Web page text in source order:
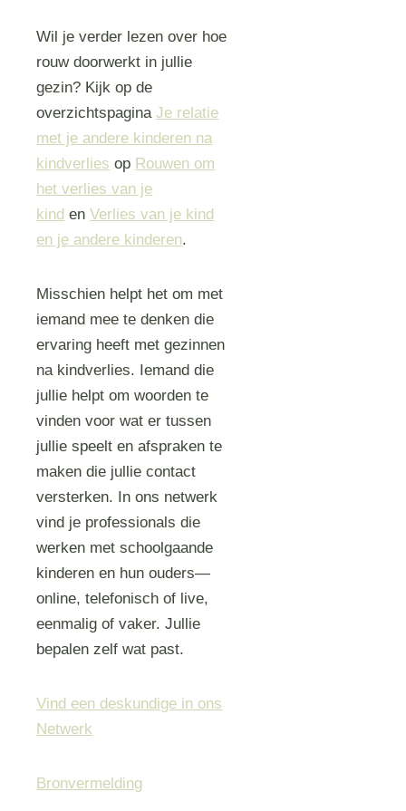
Wil je verder lezen over hoe
rouw doorwerkt in jullie
gezin? Kijk op de
overzichtspaginaJe relatie
met je andere kinderen na
kindverlies op Rouwen om
het verlies van je
kind enVerlies van je kind
en je andere kinderen.
Misschien helpt het om met
iemand mee te denken die
ervaring heeft met gezinnen
na kindverlies. Iemand die
jullie helpt om woorden te
vinden voor wat er tussen
jullie speelt en afspraken te
maken die jullie contact
versterken. In ons netwerk
vind je professionals die
werken met schoolgaande
kinderen en hun ouders—
online, telefonisch of live,
eenmalig of vaker. Jullie
bepalen zelf wat past.
Vind een deskundige in ons
Netwerk
Bronvermelding